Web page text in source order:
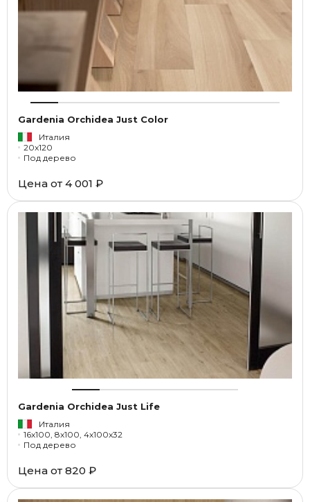
Gardenia Orchidea Just Color
Италия
20x120
Под дерево
Цена от 4 001 ₽
Gardenia Orchidea Just Life
Италия
16x100, 8x100, 4x100x32
Под дерево
Цена от 820 ₽